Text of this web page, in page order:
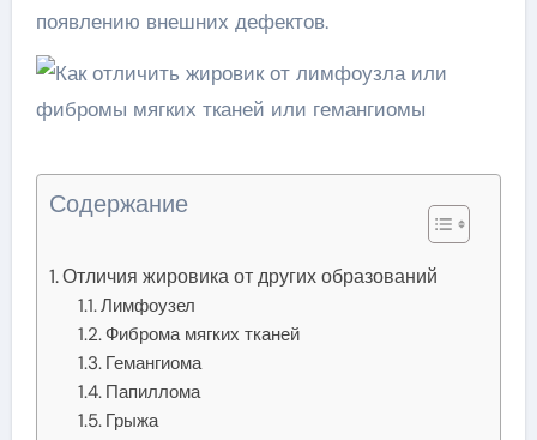
появлению внешних дефектов.
Содержание
Отличия жировика от других образований
Лимфоузел
Фиброма мягких тканей
Гемангиома
Папиллома
Грыжа